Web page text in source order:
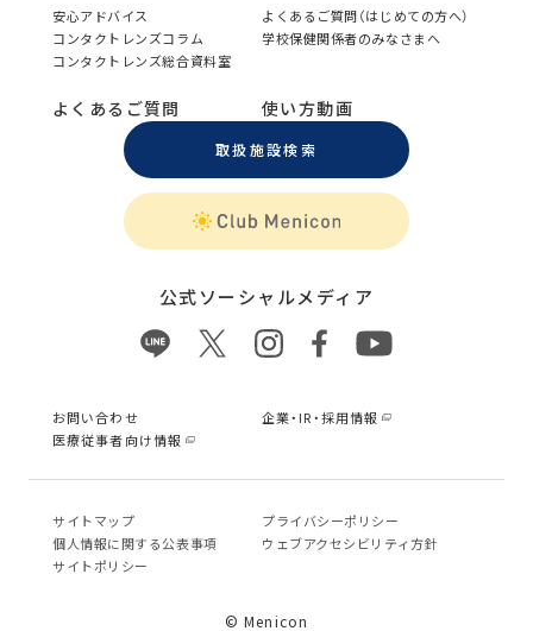
安心アドバイス
よくあるご質問（はじめての方へ）
コンタクトレンズコラム
学校保健関係者のみなさまへ
コンタクトレンズ総合資料室
よくあるご質問 使い方動画
取扱施設検索
公式ソーシャルメディア
お問い合わせ
企業・IR・採用情報
医療従事者向け情報
サイトマップ
プライバシーポリシー
個⼈情報に関する公表事項
ウェブアクセシビリティ方針
サイトポリシー
© Menicon